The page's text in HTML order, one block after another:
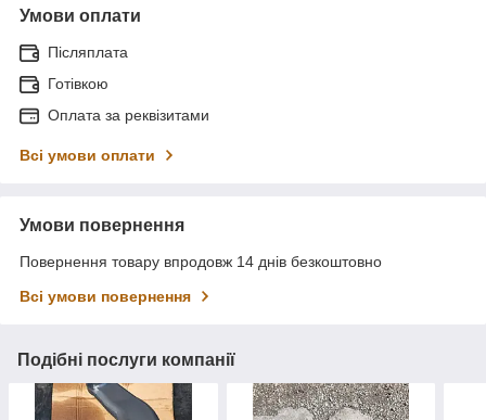
Умови оплати
Післяплата
Готівкою
Оплата за реквізитами
Всі умови оплати
Умови повернення
Повернення товару впродовж 14 днів безкоштовно
Всі умови повернення
Подібні послуги компанії